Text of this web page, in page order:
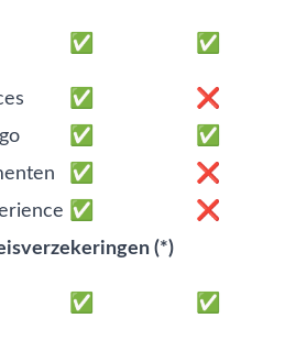
✅ ✅
✅
❌
✅
✅
✅
❌
✅
❌
(*)
✅ ✅